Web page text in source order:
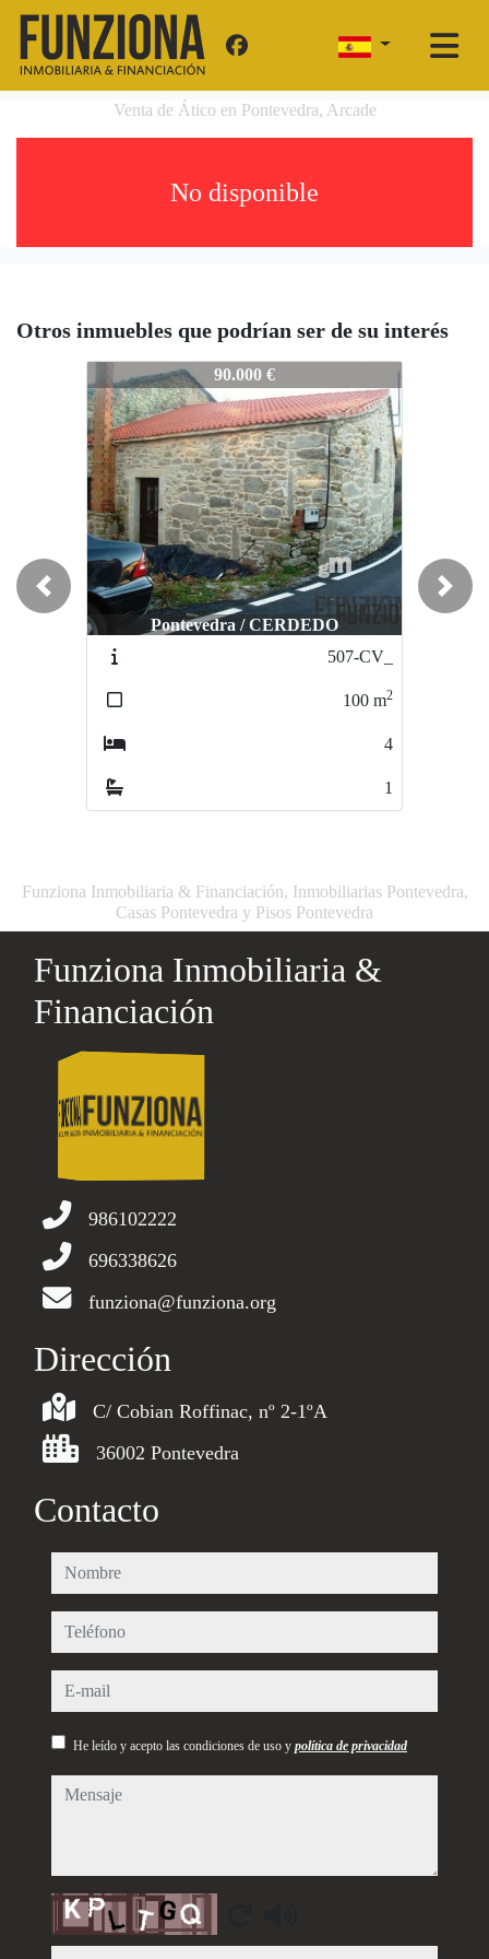
Venta de Ático en Pontevedra, Arcade
No disponible
Otros inmuebles que podrían ser de su interés
2479-PV
90.000 €
Pontevedra / CERDEDO
507-CV_
100 m2
4
1
Previous Next
Funziona Inmobiliaria & Financiación, Inmobiliarias Pontevedra,
Casas Pontevedra y Pisos Pontevedra
Funziona Inmobiliaria &
Financiación
986102222
696338626
funziona@funziona.org
Dirección
C/ Cobian Roffinac, nº 2-1ºA
36002 Pontevedra
Contacto
nombre
teléfono
e-mail
He leído y acepto las condiciones de uso y política de privacidad
mensaje
Captcha